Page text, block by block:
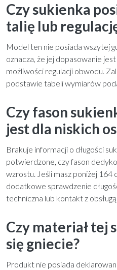
Czy sukienka
talię lub
Model ten nie posiada wszytej
oznacza, że jej dopasowanie
możliwości regulacji obwodu.
podstawie tabeli wymiarów
Czy fason
jest dla niskich
Brakuje informacji o długości
potwierdzone, czy fason
wzrostu. Jeśli masz poniżej
dodatkowe sprawdzenie
techniczna lub kontakt z
Czy materiał tej
się gniecie?
Produkt nie posiada